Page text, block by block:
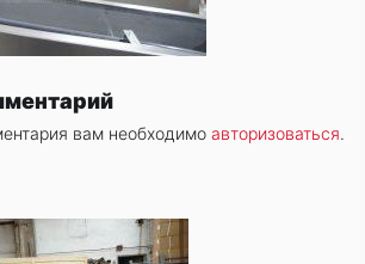
вам необходимо авторизоваться.